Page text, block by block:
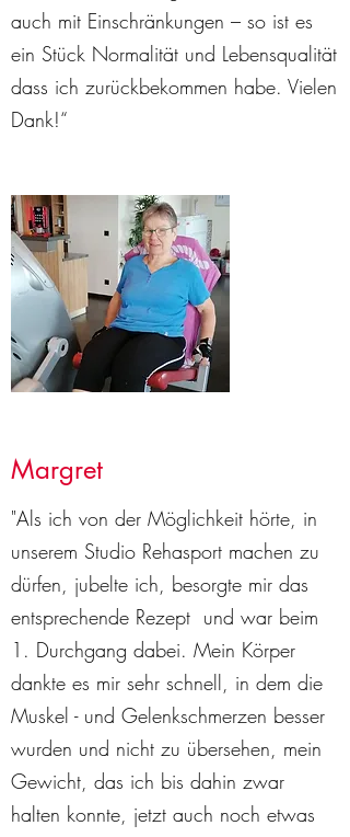
auch mit Einschränkungen – so ist es
ein Stück Normalität und Lebensqualität
dass ich zurückbekommen habe. Vielen
Dank!“
Margret
"Als ich von der Möglichkeit hörte, in
unserem Studio Rehasport machen zu
dürfen, jubelte ich, besorgte mir das
entsprechende Rezept und war beim
1. Durchgang dabei. Mein Körper
dankte es mir sehr schnell, in dem die
Muskel - und Gelenkschmerzen besser
wurden und nicht zu übersehen, mein
Gewicht, das ich bis dahin zwar
halten konnte, jetzt auch noch etwas